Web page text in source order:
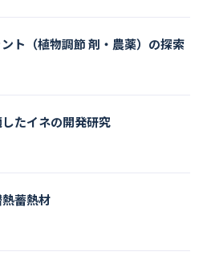
ト（植物調節 剤・農薬）の探索
たイネの開発研究
蓄熱材